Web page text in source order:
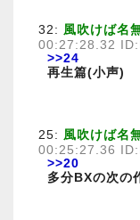
32: 風吹けば名
00:27:28.32
>>24
再生篇(小声)
25: 風吹けば名
00:25:27.36
>>20
多分BXの次の